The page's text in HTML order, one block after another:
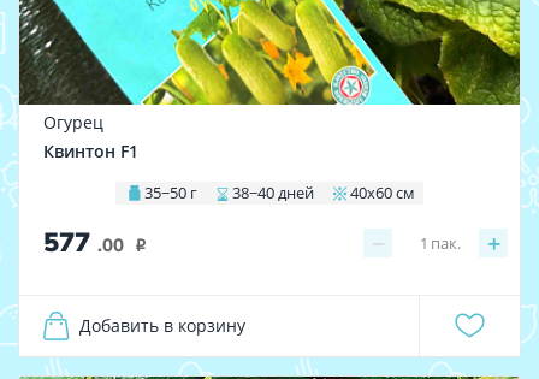
Огурец
Квинтон F1
35−50 г 38−40 дней 40х60 см
577 .00 i − +
1 пак.
Добавить в корзину